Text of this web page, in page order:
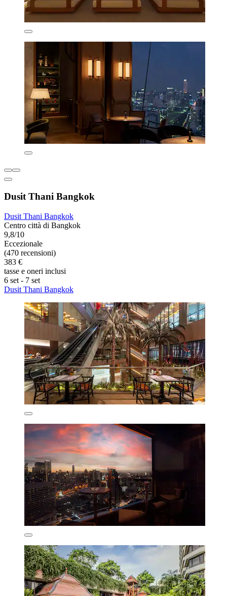
Dusit Thani Bangkok
Dusit Thani Bangkok
Centro città di Bangkok
9,8/10
Eccezionale
(470 recensioni)
383 €
tasse e oneri inclusi
6 set - 7 set
Dusit Thani Bangkok